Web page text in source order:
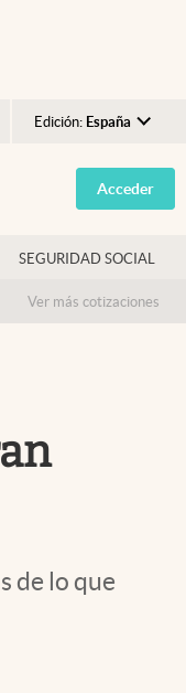
Edición: España
Argentina
España
USA
Colombia
Acceder
SEGURIDAD SOCIAL
Ver más cotizaciones
de lo que